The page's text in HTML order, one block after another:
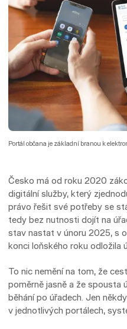
Portál občana je základní branou k
Česko má od roku 2020
digitální služby, který
právo řešit své potřeby se
tedy bez nutnosti dojít na
stav nastat v únoru 2025, s
konci loňského roku odložila
To nic nemění na tom, že
poměrně jasně a že spousta
běhání po úřadech. Jen
v jednotlivých portálech,